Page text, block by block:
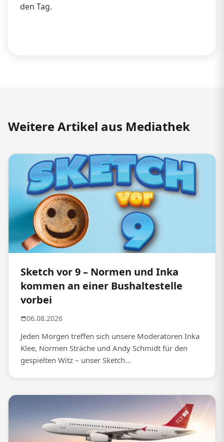
den Tag.
Weitere Artikel aus Mediathek
Sketch vor 9 – Normen und Inka
kommen an einer Bushaltestelle
vorbei
06.08.2026
Jeden Morgen treffen sich unsere Moderatoren Inka
Klee, Normen Sträche und Andy Schmidt für den
gespielten Witz – unser Sketch...